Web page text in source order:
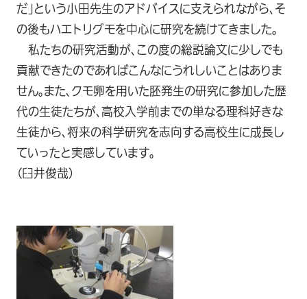
だ」という小田先生のアドバイスに支えられながら、そ
の後もハエトリグモを中心に研究を続けてきました。
私たちの研究活動が、この度の総説論文に少しでも
貢献できたのであればこんなにうれしいことはありま
せん。また、クモ卵を用いた胚発生の研究に参加した歴
代の生徒たちが、高校入学前までの単なる理科好きな
生徒から、将来の科学研究を志向する高校生に成長し
ていったと実感しています。
（臼井俊哉）